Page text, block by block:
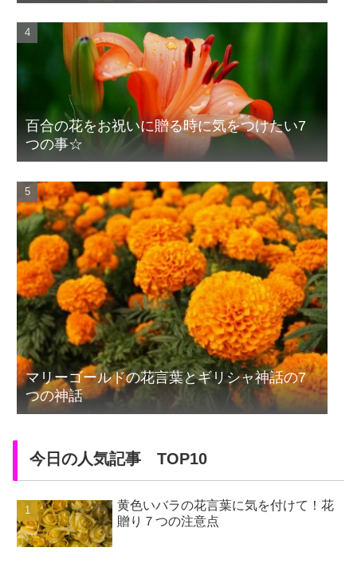
百合の花をお祝いに贈る時に気をつけたい7
つの事☆
マリーゴールドの花言葉とギリシャ神話の7
つの神話
今日の人気記事 TOP10
黄色いバラの花言葉に気を付けて！花
贈り７つの注意点